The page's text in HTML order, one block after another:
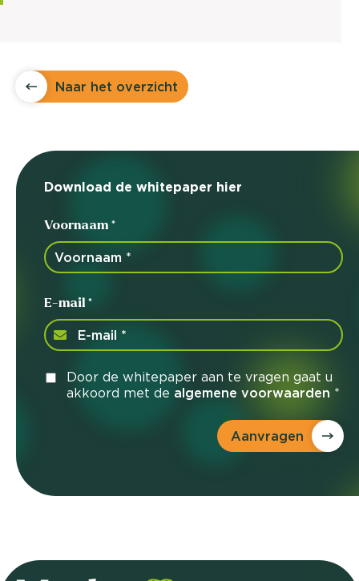
Naar het overzicht
Download de whitepaper hier
Voornaam *
E-mail *
Door de whitepaper aan te vragen gaat u
akkoord met de algemene voorwaarden *
Aanvragen